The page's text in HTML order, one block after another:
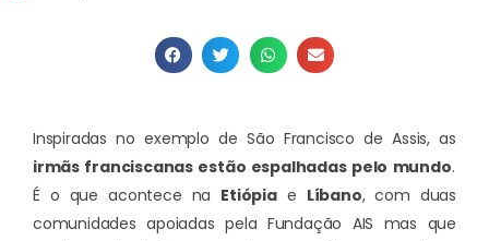
Inspiradas no exemplo de São Francisco de Assis, as
irmãs franciscanas estão espalhadas pelo mundo.
É o que acontece na Etiópiae Líbano, com duas
comunidades apoiadas pela Fundação AIS mas que